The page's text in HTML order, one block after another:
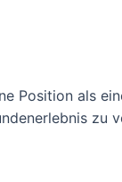
Position als
zu